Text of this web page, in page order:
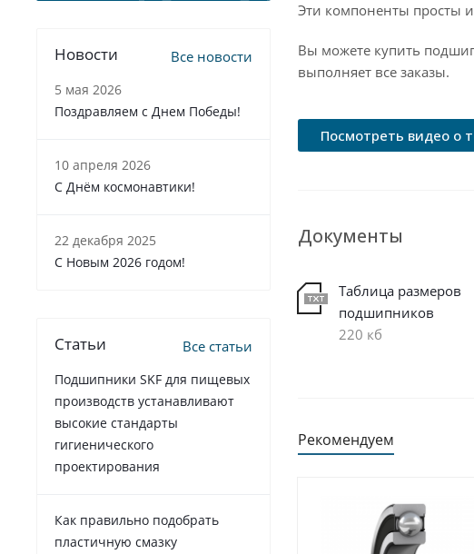
Эти компоненты просты
Вы можете купить
выполняет все заказы.
Посмотреть видео о
Документы
Таблица размеров
подшипников
220 кб
Рекомендуем
Новости Все новости
5 мая 2026
Поздравляем с Днем Победы!
10 апреля 2026
С Днём космонавтики!
22 декабря 2025
C Новым 2026 годом!
Статьи Все статьи
Подшипники SKF для пищевых
производств устанавливают
высокие стандарты
гигиенического
проектирования
Как правильно подобрать
пластичную смазку